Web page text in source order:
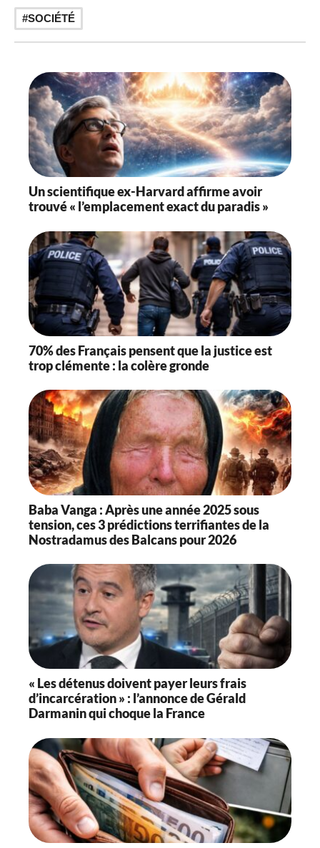
SOCIÉTÉ
Un scientifique ex-Harvard affirme avoir
trouvé « l’emplacement exact du paradis »
70% des Français pensent que la justice est
trop clémente : la colère gronde
Baba Vanga : Après une année 2025 sous
tension, ces 3 prédictions terrifiantes de la
Nostradamus des Balcans pour 2026
« Les détenus doivent payer leurs frais
d’incarcération » : l’annonce de Gérald
Darmanin qui choque la France